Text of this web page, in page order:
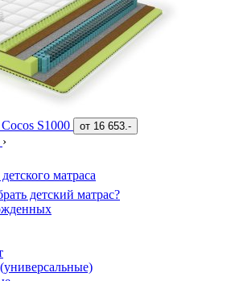
S1000 от 16 653.-
›
матраса
детский матрас?